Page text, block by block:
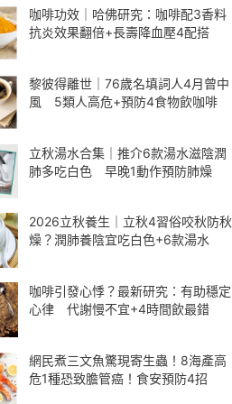
咖啡功效｜哈佛研究：咖啡配3香料
抗炎效果翻倍+長壽降血壓4配搭
黎彼得離世｜76歲名填詞人4月曾中
風 5類人高危+預防4食物飲咖啡
立秋湯水合集｜推介6款湯水滋陰潤
肺多吃白色 早晚1動作預防肺燥
2026立秋養生｜立秋4習俗咬秋防秋
燥？潤肺養陰宜吃白色+6款湯水
咖啡引發心悸？最新研究：有助穩定
心律 代謝慢不宜+4時間飲最錯
網民煮三文魚驚現寄生蟲！8海產高
危1種恐致膽管癌！食安預防4招